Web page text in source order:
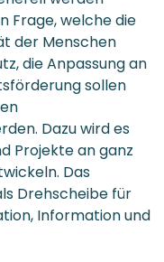
Frage, welche die
der Menschen
die Anpassung an
sollen
Dazu wird es
Projekte an ganz
Das
Drehscheibe für
Information und